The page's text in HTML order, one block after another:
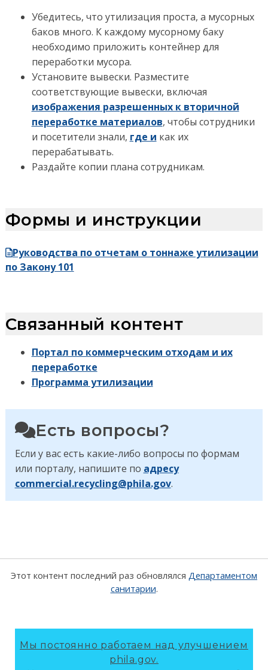
Убедитесь, что утилизация проста, а мусорных
баков много. К каждому мусорному баку
необходимо приложить контейнер для
переработки мусора.
Установите вывески. Разместите
соответствующие вывески, включая
изображения разрешенных к вторичной
переработке материалов, чтобы сотрудники
и посетители знали, где и как их
перерабатывать.
Раздайте копии плана сотрудникам.
Формы и инструкции
Руководства по отчетам о тоннаже утилизации
по Закону 101
Связанный контент
Портал по коммерческим отходам и их
переработке
Программа утилизации
Есть вопросы?
Если у вас есть какие-либо вопросы по формам
или порталу, напишите по адресу
commercial.recycling@phila.gov.
Этот контент последний раз обновлялся Департаментом
санитарии.
Мы постоянно работаем над улучшением
phila.gov.